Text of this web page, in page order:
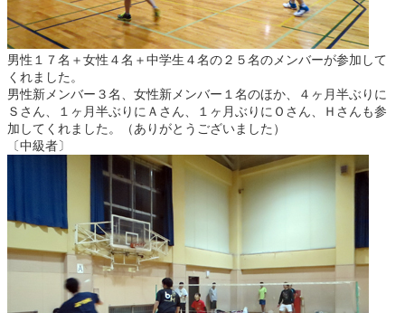
男性１７名＋女性４名＋中学生４名の２５名のメンバーが参加して
くれました。
男性新メンバー３名、女性新メンバー１名のほか、４ヶ月半ぶりに
Ｓさん、１ヶ月半ぶりにＡさん、１ヶ月ぶりにＯさん、Ｈさんも参
加してくれました。（ありがとうございました）
〔中級者〕